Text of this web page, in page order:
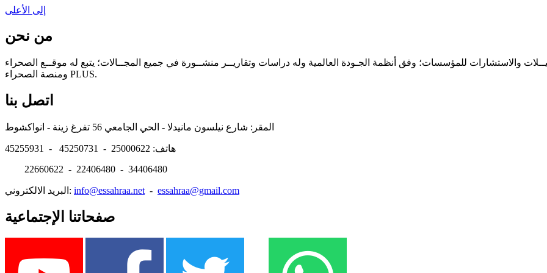
إلى الأعلى
من نحن
والاستشارات للمؤسسات؛ وفق أنظمة الجـودة العالمية وله دراسات وتقاريــر منشــورة في جميع المجــالات؛ يتبع له موقــع الصحراء
ومنصة الصحراء PLUS.
اتصل بنا
هاتف: 25000622 - 45250731 - 45255931
22660622 - 22406480 - 34406480
البريد الالكتروني: info@essahraa.net - essahraa@gmail.com
صفحاتنا الإجتماعية